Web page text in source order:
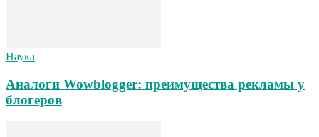
Наука
Аналоги Wowblogger: преимущества рекламы у
блогеров